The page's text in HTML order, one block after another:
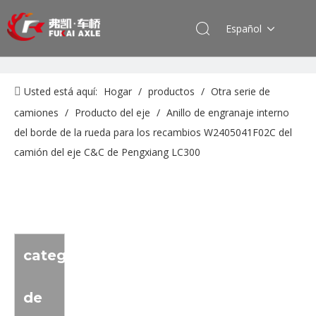
Español
Usted está aquí: Hogar / productos / Otra serie de
camiones / Producto del eje / Anillo de engranaje interno
del borde de la rueda para los recambios W2405041F02C del
camión del eje C&C de Pengxiang LC300
categoria
de